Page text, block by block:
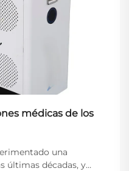
médicas de los
una
últimas décadas, y